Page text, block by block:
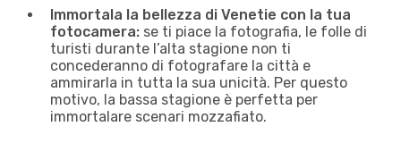
Immortala la bellezza di Venetie con la tua
fotocamera: se ti piace la fotografia, le folle di
turisti durante l’alta stagione non ti
concederanno di fotografare la città e
ammirarla in tutta la sua unicità. Per questo
motivo, la bassa stagione è perfetta per
immortalare scenari mozzafiato.